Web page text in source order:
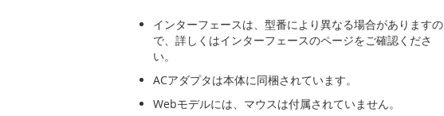
インターフェースは、型番により異なる場合がありますの
で、詳しくはインターフェースのページをご確認くださ
い。
ACアダプタは本体に同梱されています。
Webモデルには、マウスは付属されていません。